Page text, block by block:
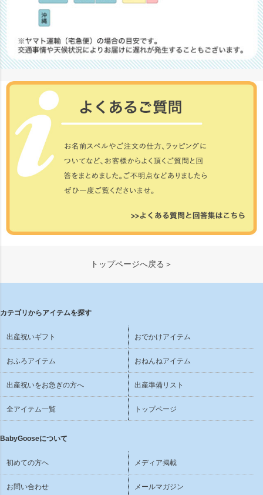
トップページへ戻る＞
カテゴリからアイテムを探す
出産祝いギフト おでかけアイテム
おふろアイテム おねんねアイテム
出産祝いをお急ぎの方へ 出産準備リスト
全アイテム一覧 トップページ
BabyGooseについて
初めての方へ メディア掲載
お問い合わせ メールマガジン